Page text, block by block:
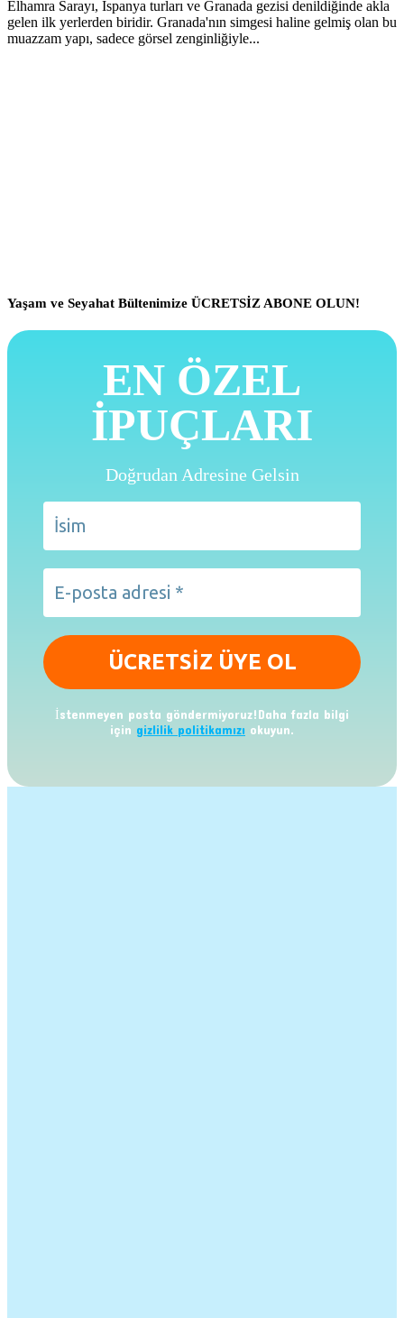
Elhamra Sarayı, İspanya turları ve Granada gezisi denildiğinde akla
gelen ilk yerlerden biridir. Granada'nın simgesi haline gelmiş olan bu
muazzam yapı, sadece görsel zenginliğiyle...
Yaşam ve Seyahat Bültenimize ÜCRETSİZ ABONE OLUN!
EN ÖZEL
İPUÇLARI
Doğrudan Adresine Gelsin
İstenmeyen posta göndermiyoruz!Daha fazla bilgi
için gizlilik politikamızı okuyun.